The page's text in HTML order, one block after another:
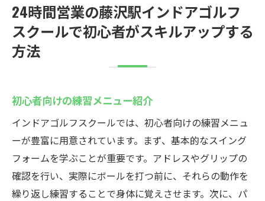
24時間営業の藤沢駅インドアゴルフ
スクールで初心者がスキルアップする
方法
初心者向けの練習メニュー紹介
インドアゴルフスクールでは、初心者向けの練習メニュ
ーが豊富に用意されています。まず、基本的なスイング
フォームを学ぶことが重要です。アドレスやグリップの
確認を行い、実際にボールを打つ前に、それらの動作を
繰り返し練習することで身体に覚えさせます。次に、パ